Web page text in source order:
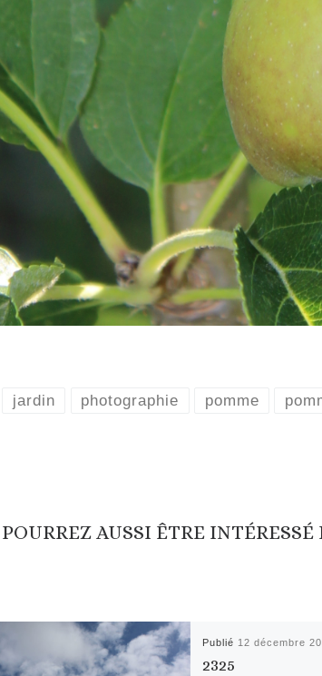
jardin photographie pomme
AUSSI ÊTRE INTÉRESSÉ
Publié 12 décembre
2325